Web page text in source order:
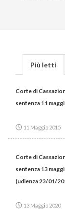
Più letti
Corte di
sentenza 11
11 Maggio 2015
Corte di
sentenza 13
(udienza 23/01/
13 Maggio 2020